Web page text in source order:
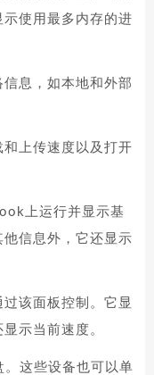
使用最多内存的进
息，如本地和外部
上传速度以及打开
上运行并显示基
信息外，它还显示
该面板控制。它显
示当前速度。
。这些设备也可以单